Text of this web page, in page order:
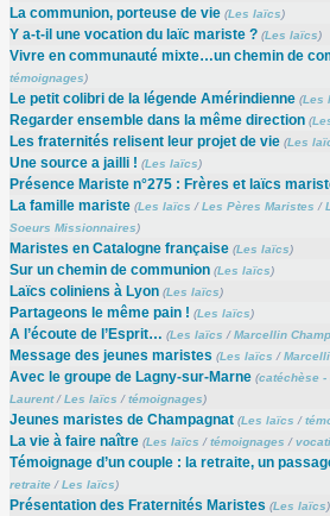
La communion, porteuse de vie (Les laïcs)
Y a-t-il une vocation du laïc mariste ? (Les laïcs)
Vivre en communauté mixte…un chemin de
témoignages)
Le petit colibri de la légende Amérindienne (Les
Regarder ensemble dans la même direction (
Les fraternités relisent leur projet de vie (Les
Une source a jailli ! (Les laïcs)
Présence Mariste n°275 : Frères et laïcs
La famille mariste (Les laïcs /Les Pères Maristes /
Soeurs Missionnaires)
Maristes en Catalogne française (Les laïcs)
Sur un chemin de communion (Les laïcs)
Laïcs coliniens à Lyon (Les laïcs)
Partageons le même pain ! (Les laïcs)
A l’écoute de l’Esprit… (Les laïcs /Marcellin
Message des jeunes maristes (Les laïcs /
Avec le groupe de Lagny-sur-Marne (catéchèse -
Laurent/Les laïcs /témoignages)
Jeunes maristes de Champagnat (Les laïcs /
La vie à faire naître (Les laïcs /témoignages /
Témoignage d’un couple : la retraite, un
retraite/Les laïcs)
Présentation des Fraternités Maristes (Les laïcs)